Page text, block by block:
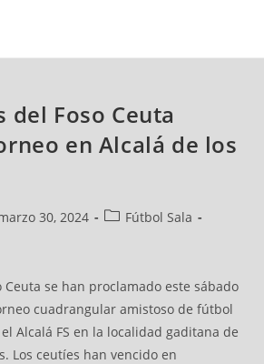
del Foso Ceuta
en Alcalá de los
30, 2024
Fútbol Sala
Ceuta se han proclamado este sábado
cuadrangular amistoso de fútbol
Alcalá FS en la localidad gaditana de
Los ceutíes han vencido en